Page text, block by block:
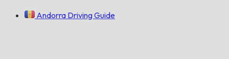
Andorra Driving Guide